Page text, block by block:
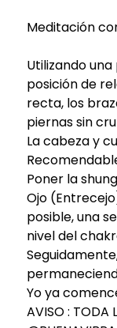
Meditación
Utilizando
posición de
recta, los
piernas sin
La cabeza y
Poner la
Ojo
posible, una
nivel del
Yo ya
AVISO : TODA